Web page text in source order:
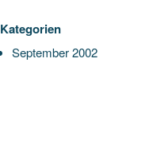
Kategorien
September 2002